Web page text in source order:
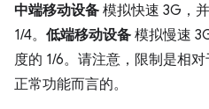
中端移动设备 模拟快速 3G，
1/4。 低端移动设备 模拟慢速
度的 1/6。请注意，限制是相
正常功能而言的。